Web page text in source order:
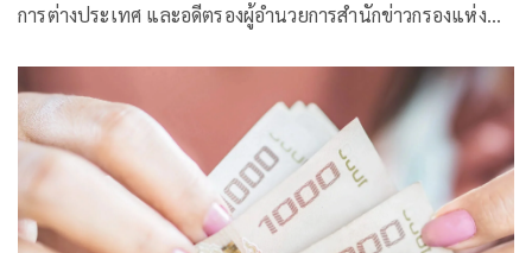
การต่างประเทศ และอดีตรองผู้อำนวยการสำนักข่าวกรองแห่ง
นายอนุทิน ชาญวีรกูล นายกรัฐมนตรี โทรหา โดนัล ทรัมป์